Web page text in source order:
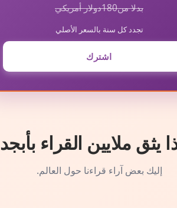
بدلا من180دولار أمريكي
تجدد كل سنة بالسعر الأصلي
اشترك
يثق ملايين القراء بأبجد
إليك بعض آراء قراءنا حول العالم.